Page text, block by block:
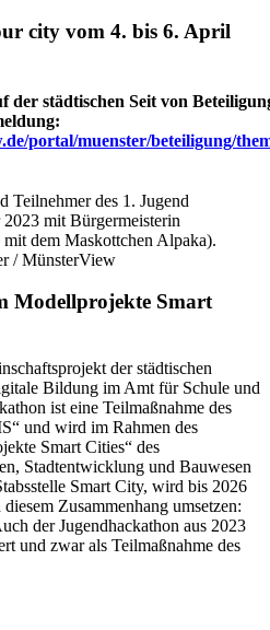
city vom 4. bis 6. April
der städtischen Seit von
portal/muenster/beteiligung/th
Teilnehmer des 1. Jugend
mit Bürgermeisterin
dem Maskottchen Alpaka).
/ MünsterView
Modellprojekte Smart
der städtischen
Bildung im Amt für Schule und
ist eine Teilmaßnahme des
und wird im Rahmen des
Smart Cities“ des
Stadtentwicklung und Bauwesen
Smart City, wird bis 2026
Zusammenhang umsetzen:
der Jugendhackathon aus 2023
und zwar als Teilmaßnahme des